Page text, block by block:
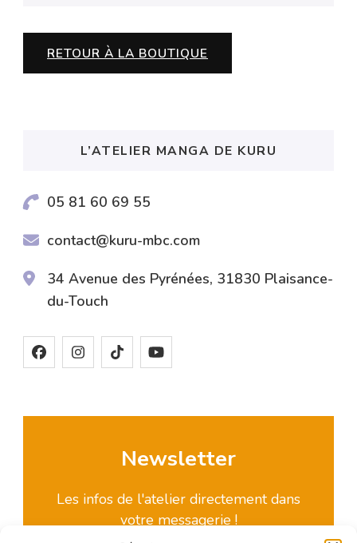
RETOUR À LA BOUTIQUE
L’ATELIER MANGA DE KURU
05 81 60 69 55
contact@kuru-mbc.com
34 Avenue des Pyrénées, 31830 Plaisance-
du-Touch
Newsletter
Les infos de l'atelier directement dans
votre messagerie !